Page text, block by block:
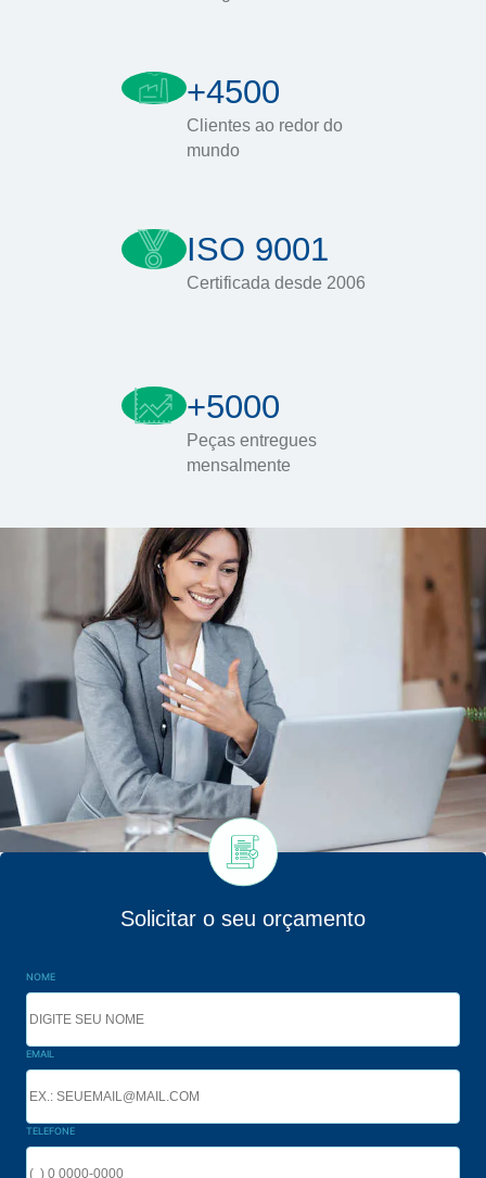
+4500
Clientes ao redor do
mundo
ISO 9001
Certificada desde 2006
+5000
Peças entregues
mensalmente
Solicitar o seu orçamento
NOME
EMAIL
TELEFONE